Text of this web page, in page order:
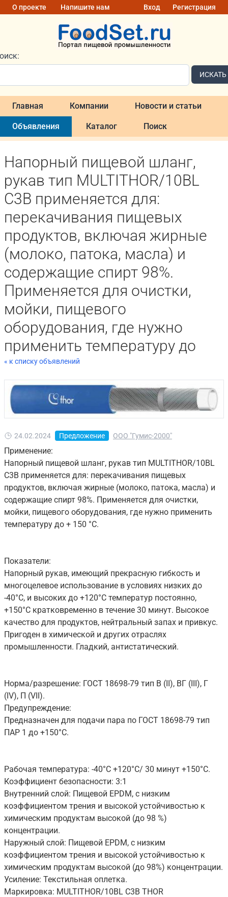
О проекте Напишите нам Вход Регистрация
ИСКАТЬ
Главная Компании Новости и статьи
Объявления Каталог Поиск
Напорный пищевой шланг,
рукав тип MULTITHOR/10BL
C3B применяется для:
перекачивания пищевых
продуктов, включая жирные
(молоко, патока, масла) и
содержащие спирт 98%.
Применяется для очистки,
мойки, пищевого
оборудования, где нужно
применить температуру до
« к списку объявлений
24.02.2024 Предложение ООО "Гумис-2000"
Применение:
Напорный пищевой шланг, рукав тип MULTITHOR/10BL
C3B применяется для: перекачивания пищевых
продуктов, включая жирные (молоко, патока, масла) и
содержащие спирт 98%. Применяется для очистки,
мойки, пищевого оборудования, где нужно применить
температуру до + 150 °C.
Показатели:
Напорный рукав, имеющий прекрасную гибкость и
многоцелевое использование в условиях низких до
-40°C, и высоких до +120°C температур постоянно,
+150°C кратковременно в течение 30 минут. Высокое
качество для продуктов, нейтральный запах и привкус.
Пригоден в химической и других отраслях
промышленности. Гладкий, антистатический.
Норма/разрешение: ГОСТ 18698-79 тип В (II), ВГ (III), Г
(IV), П (VII).
Предупреждение:
Предназначен для подачи пара по ГОСТ 18698-79 тип
ПАР 1 до +150°C.
Рабочая температура: -40°C +120°C/ 30 минут +150°C.
Коэффициент безопасности: 3:1
Внутренний слой: Пищевой EPDM, с низким
коэффициентом трения и высокой устойчивостью к
химическим продуктам высокой (до 98 %)
концентрации.
Наружный слой: Пищевой EPDM, с низким
коэффициентом трения и высокой устойчивостью к
химическим продуктам высокой (до 98%) концентрации.
Усиление: Текстильная оплетка.
Маркировка: MULTITHOR/10BL C3B THOR